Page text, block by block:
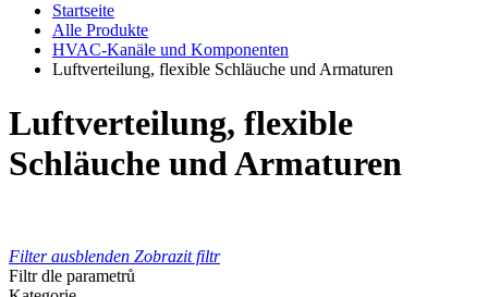
Startseite
Alle Produkte
HVAC-Kanäle und Komponenten
Luftverteilung, flexible Schläuche und Armaturen
Luftverteilung, flexible
Schläuche und Armaturen
Filter ausblenden Zobrazit filtr
Filtr dle parametrů